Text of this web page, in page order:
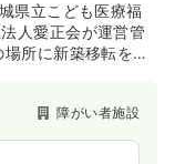
県立こども医療福
人愛正会が運営管
所に新築移転を
の方への支援・リ
障がい者施設